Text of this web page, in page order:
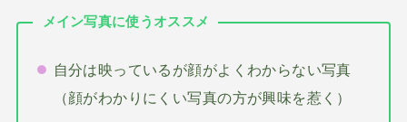
メイン写真に使うオススメ
自分は映っているが顔がよくわからない写真
（顔がわかりにくい写真の方が興味を惹く）